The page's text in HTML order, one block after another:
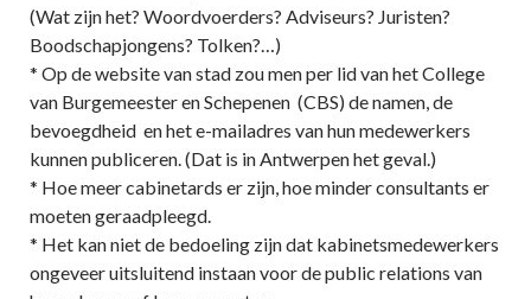
(Wat zijn het? Woordvoerders? Adviseurs? Juristen?
Boodschapjongens? Tolken?…)
* Op de website van stad zou men per lid van het College
van Burgemeester en Schepenen (CBS) de namen, de
bevoegdheid en het e-mailadres van hun medewerkers
kunnen publiceren. (Dat is in Antwerpen het geval.)
* Hoe meer cabinetards er zijn, hoe minder consultants er
moeten geraadpleegd.
* Het kan niet de bedoeling zijn dat kabinetsmedewerkers
ongeveer uitsluitend instaan voor de public relations van